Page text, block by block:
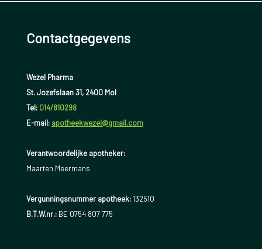
Contactgegevens
Wezel Pharma
St. Jozefslaan 31, 2400 Mol
Tel: 014/810298
E-mail: apotheekwezel@gmail.com
Verantwoordelijke apotheker:
Maarten Meermans
Vergunningsnummer apotheek:132510
B.T.W.nr.:BE 0754 807 775